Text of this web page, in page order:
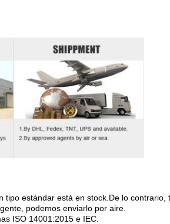
estándar está en stock.De lo contrario,
podemos enviarlo por aire.
ISO 14001:2015 e IEC.